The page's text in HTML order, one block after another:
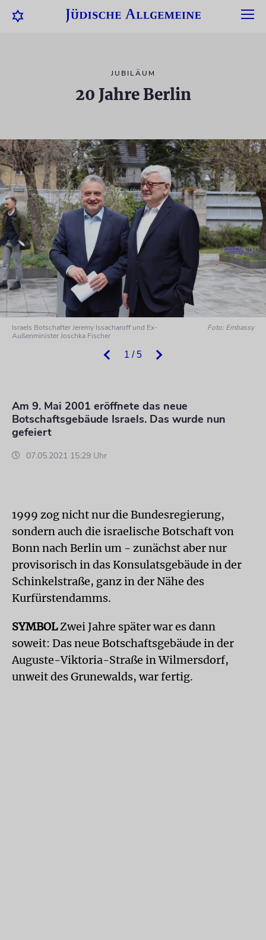
JUBILÄUM
20 Jahre Berlin
1 / 5
Israels Botschafter Jeremy Issacharoff und Ex-
Außenminister Joschka Fischer
Foto: Embassy
Am 9. Mai 2001 eröffnete das neue
Botschaftsgebäude Israels. Das wurde nun
gefeiert
07.05.2021 15:29 Uhr
1999 zog nicht nur die Bundesregierung,
sondern auch die israelische Botschaft von
Bonn nach Berlin um - zunächst aber nur
provisorisch in das Konsulatsgebäude in der
Schinkelstraße, ganz in der Nähe des
Kurfürstendamms.
SYMBOLZwei Jahre später war es dann
soweit: Das neue Botschaftsgebäude in der
Auguste-Viktoria-Straße in Wilmersdorf,
unweit des Grunewalds, war fertig.